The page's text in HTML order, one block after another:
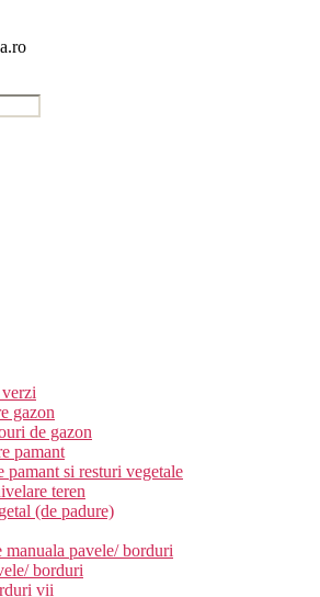
gazon
de gazon
pamant
pamant si resturi vegetale
teren
(de padure)
manuala pavele/ borduri
borduri
vii